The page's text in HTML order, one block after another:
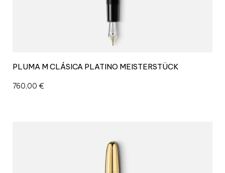
PLUMA M CLÁSICA PLATINO MEISTERSTÜCK
760,00 €